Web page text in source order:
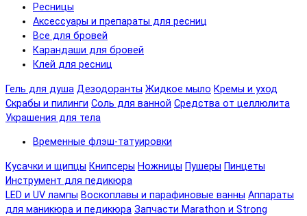
Ресницы
Аксессуары и препараты для ресниц
Все для бровей
Карандаши для бровей
Клей для ресниц
Гель для душа Дезодоранты Жидкое мыло Кремы и уход
Скрабы и пилинги Соль для ванной Средства от целлюлита
Украшения для тела
Временные флэш-татуировки
Кусачки и щипцы Книпсеры Ножницы Пушеры Пинцеты
Инструмент для педикюра
LED и UV лампы Воскоплавы и парафиновые ванны Аппараты
для маникюра и педикюра Запчасти Marathon и Strong